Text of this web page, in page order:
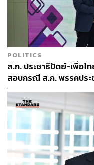
POLITICS
ส.ก. ประชาธิปัตย์-เพื่อไ
สอบกรณี ส.ก. พรรคปร